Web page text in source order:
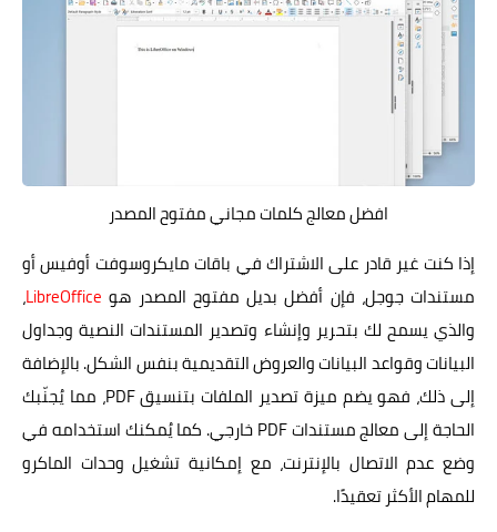
افضل معالج كلمات مجاني مفتوح المصدر
إذا كنت غير قادر على الاشتراك في باقات مايكروسوفت أوفيس أو
مستندات جوجل، فإن أفضل بديل مفتوح المصدر هو LibreOffice،
والذي يسمح لك بتحرير وإنشاء وتصدير المستندات النصية وجداول
البيانات وقواعد البيانات والعروض التقديمية بنفس الشكل. بالإضافة
إلى ذلك، فهو يضم ميزة تصدير الملفات بتنسيق PDF، مما يُجنّبك
الحاجة إلى معالج مستندات PDF خارجي. كما يُمكنك استخدامه في
وضع عدم الاتصال بالإنترنت، مع إمكانية تشغيل وحدات الماكرو
للمهام الأكثر تعقيدًا.